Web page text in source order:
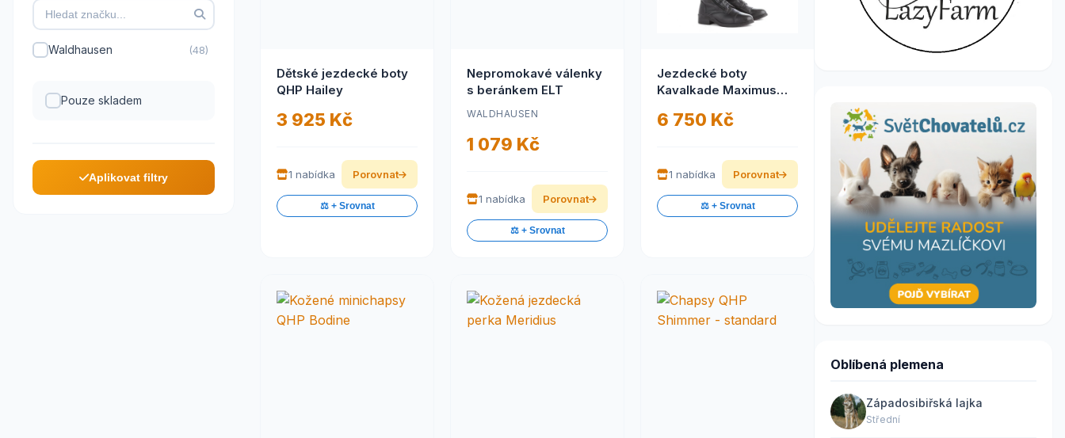
Waldhausen (48)
Pouze skladem
Aplikovat filtry
Dětské jezdecké boty
QHP Hailey
3 925 Kč
1 nabídka Porovnat
⚖️ + Srovnat
Nepromokavé válenky
s beránkem ELT
WALDHAUSEN
1 079 Kč
1 nabídka Porovnat
⚖️ + Srovnat
Jezdecké boty
Kavalkade Maximus
pohodlné,
6 750 Kč
1 nabídka Porovnat
⚖️ + Srovnat
Oblíbená plemena
Západosibiřská lajka
Střední